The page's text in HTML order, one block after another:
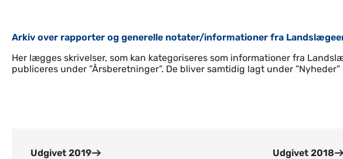
Arkiv over rapporter og generelle notater/informationer fra
Her lægges skrivelser, som kan kategoriseres som informationer fra
publiceres under ”Årsberetninger”. De bliver samtidig lagt under
Udgivet 2019 Udgivet 2018